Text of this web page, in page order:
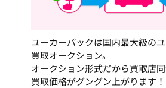
ユーカーパックは国内最大級の
買取オークション。
オークション形式だから買取店同
買取価格がグングン上がります！